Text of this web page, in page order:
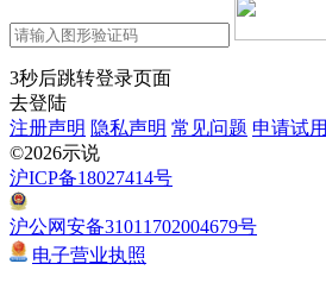
3秒后跳转登录页面
去登陆
注册声明 隐私声明 常见问题 申请试用
©2026示说
沪ICP备18027414号
沪公网安备31011702004679号
电子营业执照